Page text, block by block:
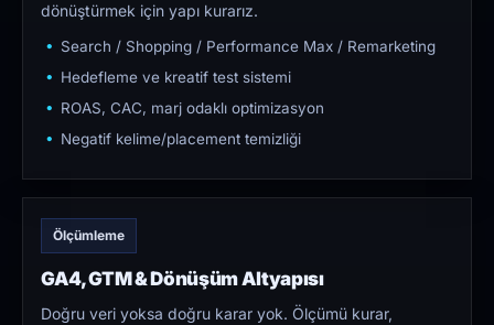
dönüştürmek için yapı kurarız.
Search / Shopping / Performance Max / Remarketing
Hedefleme ve kreatif test sistemi
ROAS, CAC, marj odaklı optimizasyon
Negatif kelime/placement temizliği
Ölçümleme
GA4, GTM & Dönüşüm Altyapısı
Doğru veri yoksa doğru karar yok. Ölçümü kurar,